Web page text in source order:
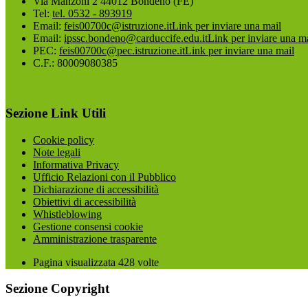
Tel: tel. 0532 - 893919
Email: feis00700c@istruzione.itLink per inviare una mail
Email: ipssc.bondeno@carduccife.edu.itLink per inviare una
PEC: feis00700c@pec.istruzione.itLink per inviare una mail
C.F.: 80009080385
Sezione Link Utili
Cookie policy
Note legali
Informativa Privacy
Ufficio Relazioni con il Pubblico
Dichiarazione di accessibilità
Obiettivi di accessibilità
Whistleblowing
Gestione consensi cookie
Amministrazione trasparente
Pagina visualizzata 428 volte
Sezione Copyright